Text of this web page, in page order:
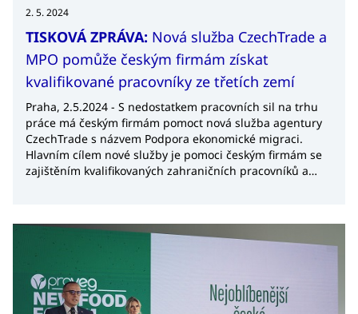
2. 5. 2024
TISKOVÁ ZPRÁVA: Nová služba CzechTrade a
MPO pomůže českým firmám získat
kvalifikované pracovníky ze třetích zemí
Praha, 2.5.2024 - S nedostatkem pracovních sil na trhu
práce má českým firmám pomoct nová služba agentury
CzechTrade s názvem Podpora ekonomické migraci.
Hlavním cílem nové služby je pomoci českým firmám se
zajištěním kvalifikovaných zahraničních pracovníků a
Ministerstvo průmyslu a obchodu (MPO). Jedná se
například o země, jako je Gruzie, Arménie, Srbsko nebo
Černá Hora. Novinka byla spuštěna 1. května 2024.